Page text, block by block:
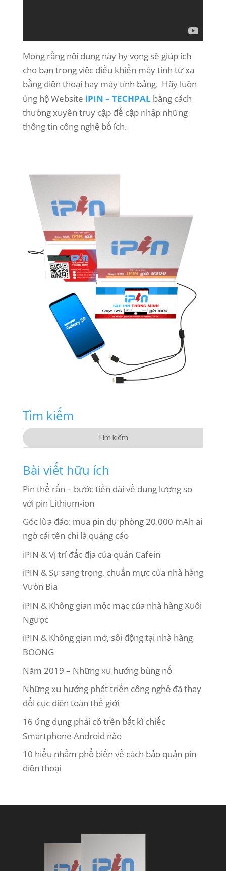
Mong rằng nội dung này hy vọng sẽ giúp ích
cho bạn trong việc điều khiển máy tính từ xa
bằng điện thoại hay máy tính bảng. Hãy luôn
ủng hộ Website iPIN – TECHPAL bằng cách
thường xuyên truy cập để cập nhập những
thông tin công nghệ bổ ích.
Tìm kiếm
Bài viết hữu ích
Pin thể rắn – bước tiến dài về dung lượng so
với pin Lithium-ion
Góc lừa đảo: mua pin dự phòng 20.000 mAh ai
ngờ cái tên chỉ là quảng cáo
iPIN & Vị trí đắc địa của quán Cafein
iPIN & Sự sang trọng, chuẩn mực của nhà hàng
Vườn Bia
iPIN & Không gian mộc mạc của nhà hàng Xuôi
Ngược
iPIN & Không gian mở, sôi động tại nhà hàng
BOONG
Năm 2019 – Những xu hướng bùng nổ
Những xu hướng phát triển công nghệ đã thay
đổi cục diện toàn thế giới
16 ứng dụng phải có trên bất kì chiếc
Smartphone Android nào
10 hiểu nhầm phổ biến về cách bảo quản pin
điện thoại